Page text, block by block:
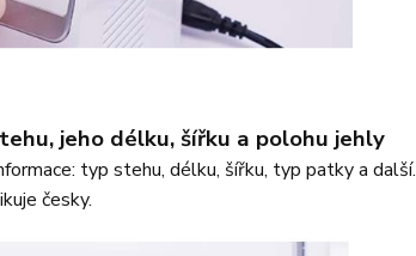
jeho délku, šířku a polohu jehly
typ stehu, délku, šířku, typ patky a další.
česky.